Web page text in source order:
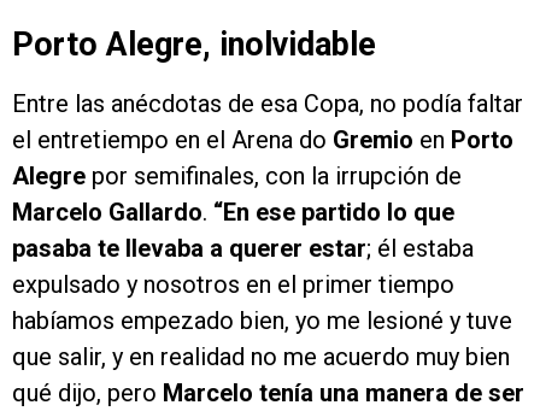
Porto Alegre, inolvidable
Entre las anécdotas de esa Copa, no podía faltar
el entretiempo en el Arena do Gremio en Porto
Alegre por semifinales, con la irrupción de
Marcelo Gallardo. “En ese partido lo que
pasaba te llevaba a querer estar; él estaba
expulsado y nosotros en el primer tiempo
habíamos empezado bien, yo me lesioné y tuve
que salir, y en realidad no me acuerdo muy bien
qué dijo, pero Marcelo tenía una manera de ser